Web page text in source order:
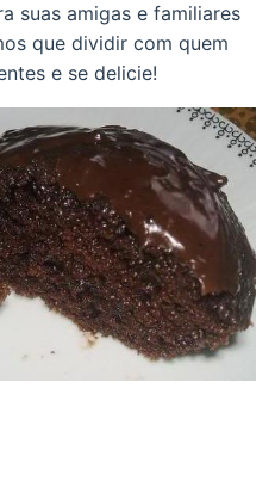
suas amigas e familiares
que dividir com quem
e se delicie!